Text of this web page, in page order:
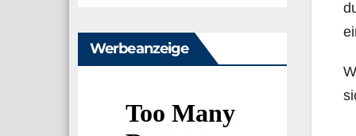
Werbeanzeige